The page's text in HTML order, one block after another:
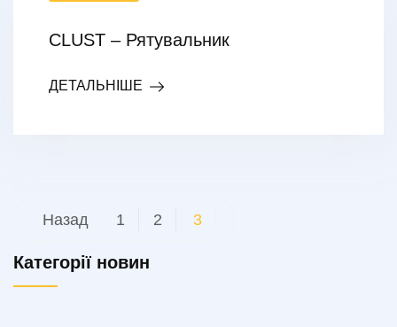
CLUST – Рятувальник
ДЕТАЛЬНІШЕ
Пагінація
Назад 1 2 3
Категорії новин